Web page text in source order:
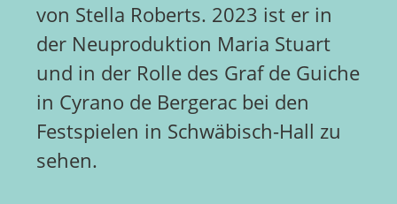
von Stella Roberts. 2023 ist er in
der Neuproduktion Maria Stuart
und in der Rolle des Graf de Guiche
in Cyrano de Bergerac bei den
Festspielen in Schwäbisch-Hall zu
sehen.